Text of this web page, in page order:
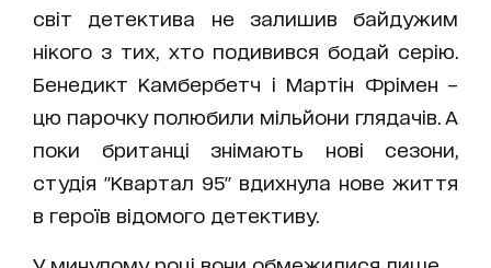
світ детектива не залишив байдужим
нікого з тих, хто подивився бодай серію.
Бенедикт Камбербетч і Мартін Фрімен –
цю парочку полюбили мільйони глядачів. А
поки британці знімають нові сезони,
студія "Квартал 95" вдихнула нове життя
в героїв відомого детективу.
У минулому році вони обмежилися лише